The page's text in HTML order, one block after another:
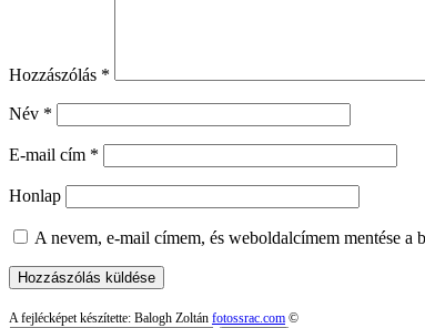
Hozzászólás *
Név *
E-mail cím *
Honlap
A nevem, e-mail címem, és weboldalcímem mentése a
A fejlécképet készítette: Balogh Zoltán fotossrac.com ©